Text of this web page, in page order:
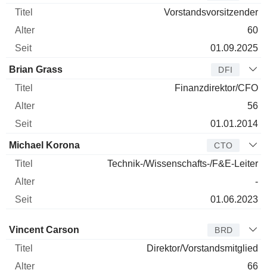
Vorstandsvorsitzender
60
01.09.2025
Brian Grass DFI
Finanzdirektor/CFO
56
01.01.2014
Michael Korona CTO
Technik-/Wissenschafts-/F&E-Leiter
-
01.06.2023
Verwaltungsratsmitglied
Vincent Carson BRD
Direktor/Vorstandsmitglied
66